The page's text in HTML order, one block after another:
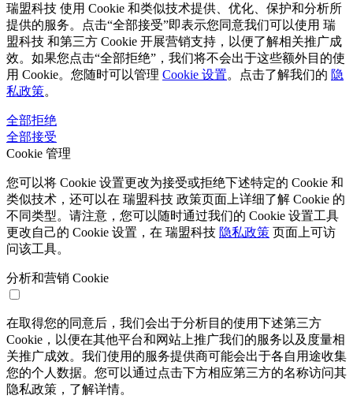
瑞盟科技 使用 Cookie 和类似技术提供、优化、保护和分析所
提供的服务。点击“全部接受”即表示您同意我们可以使用 瑞
盟科技 和第三方 Cookie 开展营销支持，以便了解相关推广成
效。如果您点击“全部拒绝”，我们将不会出于这些额外目的使
用 Cookie。您随时可以管理 Cookie 设置。点击了解我们的 隐
私政策。
全部拒绝
全部接受
Cookie 管理
您可以将 Cookie 设置更改为接受或拒绝下述特定的 Cookie 和
类似技术，还可以在 瑞盟科技 政策页面上详细了解 Cookie 的
不同类型。请注意，您可以随时通过我们的 Cookie 设置工具
更改自己的 Cookie 设置，在 瑞盟科技 隐私政策 页面上可访
问该工具。
分析和营销 Cookie
在取得您的同意后，我们会出于分析目的使用下述第三方
Cookie，以便在其他平台和网站上推广我们的服务以及度量相
关推广成效。我们使用的服务提供商可能会出于各自用途收集
您的个人数据。您可以通过点击下方相应第三方的名称访问其
隐私政策，了解详情。